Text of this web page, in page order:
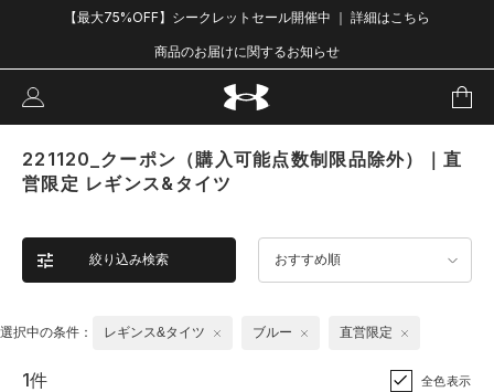
【最大75%OFF】シークレットセール開催中 ｜ 詳細はこちら
商品のお届けに関するお知らせ
221120_クーポン（購入可能点数制限品除外）｜直
営限定 レギンス&タイツ
絞り込み検索 おすすめ順
選択中の条件： レギンス&タイツ ブルー 直営限定
1件 全色表示